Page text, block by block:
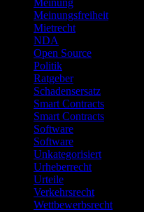
Meinung
Meinungsfreiheit
Mietrecht
NDA
Open Source
Politik
Ratgeber
Schadensersatz
Smart Contracts
Smart Contracts
Software
Software
Unkategorisiert
Urheberrecht
Urteile
Verkehrsrecht
Wettbewerbsrecht